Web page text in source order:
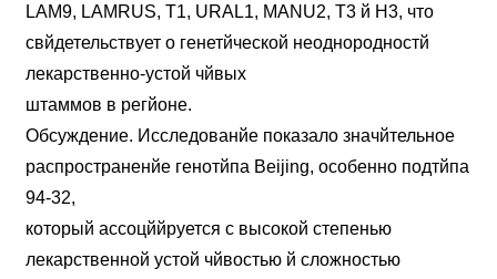
LAM9, LAMRUS, T1, URAL1, MANU2, T3 й H3, что
свйдетельствует о генетйческой неоднородностй
лекарственно-устой чйвых
штаммов в регйоне.
Обсуждение. Исследованйе показало значйтельное
распространенйе генотйпа Beijing, особенно подтйпа
94-32,
который ассоцййруется с высокой степенью
лекарственной устой чйвостью й сложностью